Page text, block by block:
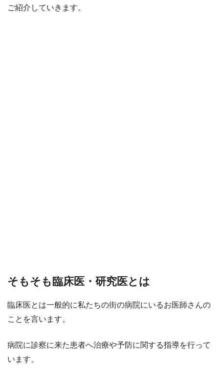
ご紹介していきます。
そもそも臨床医・研究医とは
臨床医とは一般的に私たちの街の病院にいるお医師さんの
ことを言います。
病院に診察に来た患者へ治療や予防に関する指導を行って
います。